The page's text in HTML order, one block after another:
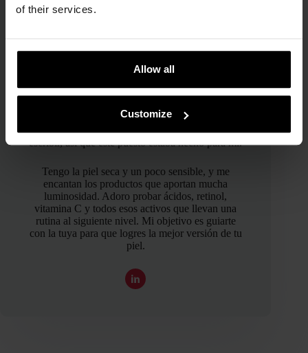
of their services.
Allow all
Customize
También me llamanMaria MiiNporque llevo ya
7 años trabajando en la mejor empresa de
cosmética coreana del mundo. :)
cultura coreana y el K-pop desde adolescente, y
como traductora siempre me ha encantado leer y
escribir, así que este puesto estaba hecho para mí.
Tengo la piel seca y un poco sensible, y me
encantan los productos que aportan mucha
luminosidad. Adoro probar ácidos, retinol,
vitamina C y todos esos activos que llevan una
rutina al siguiente nivel. Mi objetivo es guiarte
con la tuya para que logres la mejor versión de tu
piel.